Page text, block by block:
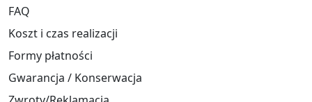
FAQ
Koszt i czas realizacji
Formy płatności
Gwarancja / Konserwacja